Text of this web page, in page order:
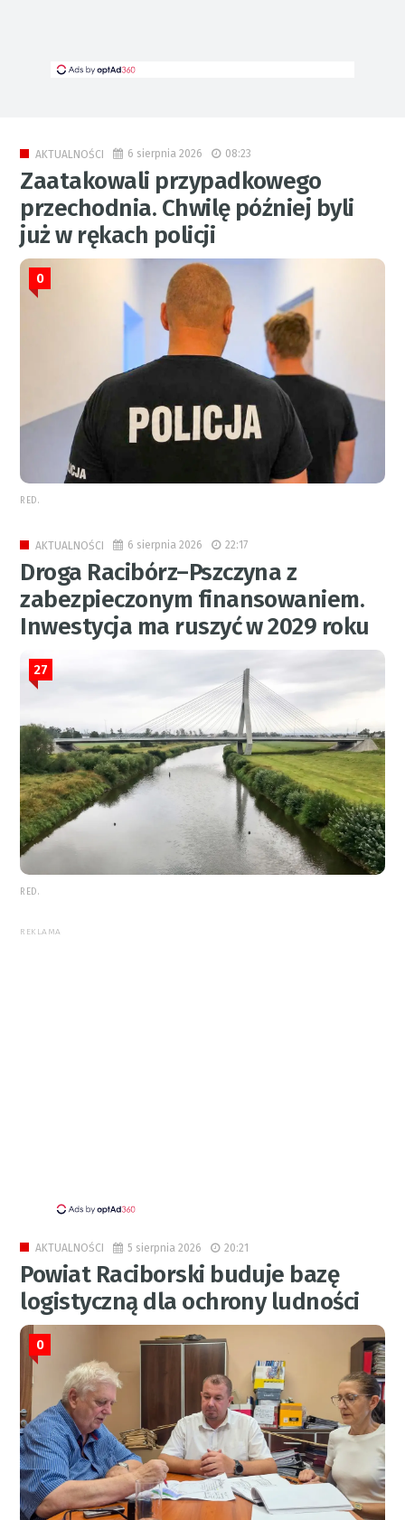
AKTUALNOŚCI 6 sierpnia 2026 08:23
Zaatakowali przypadkowego
przechodnia. Chwilę później byli
już w rękach policji
0
RED.
AKTUALNOŚCI 6 sierpnia 2026 22:17
Droga Racibórz–Pszczyna z
zabezpieczonym finansowaniem.
Inwestycja ma ruszyć w 2029 roku
27
RED.
REKLAMA
AKTUALNOŚCI 5 sierpnia 2026 20:21
Powiat Raciborski buduje bazę
logistyczną dla ochrony ludności
0